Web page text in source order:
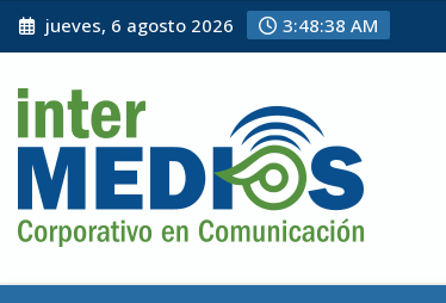
Skip
to
jueves, 6 agosto 2026 3:48:40 AM